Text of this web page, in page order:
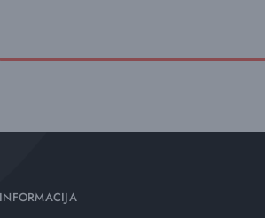
INFORMACIJA